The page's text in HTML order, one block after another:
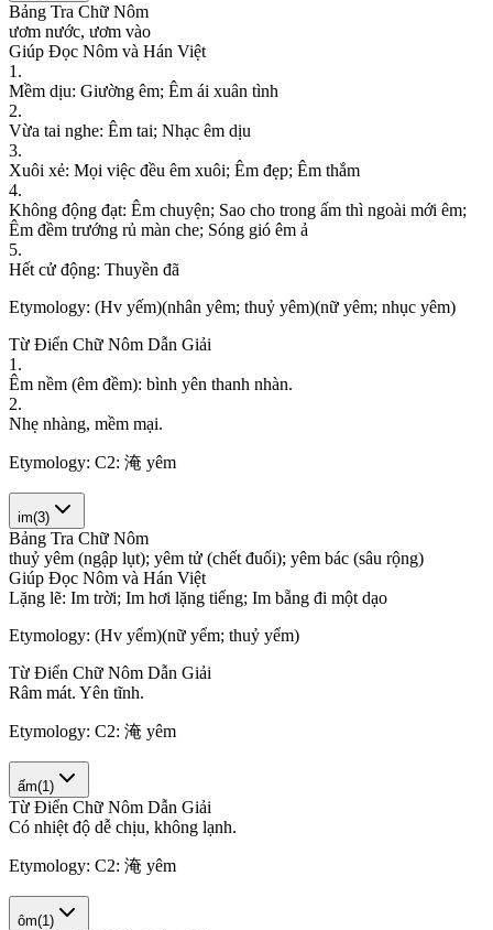
Bảng Tra Chữ Nôm
ươm nước, ươm vào
Giúp Đọc Nôm và Hán Việt
1 .
Mềm dịu: Giường êm; Êm ái xuân tình
2.
Vừa tai nghe: Êm tai; Nhạc êm dịu
3.
Xuôi xẻ: Mọi việc đều êm xuôi; Êm đẹp; Êm thắm
4.
Không động đạt: Êm chuyện; Sao cho trong ấm thì ngoài mới êm;
Êm đềm trướng rủ màn che; Sóng gió êm ả
5.
Hết cử động: Thuyền đã
Etymology: (Hv yếm)(nhân yêm; thuỷ yêm)(nữ yêm; nhục yêm)
Từ Điển Chữ Nôm Dẫn Giải
1 .
Êm nềm (êm đềm): bình yên thanh nhàn.
2.
Nhẹ nhàng, mềm mại.
Etymology: C2: 淹 yêm
im(3)
Bảng Tra Chữ Nôm
thuỷ yêm (ngập lụt); yêm tử (chết đuối); yêm bác (sâu rộng)
Giúp Đọc Nôm và Hán Việt
Lặng lẽ: Im trời; Im hơi lặng tiếng; Im bẵng đi một dạo
Etymology: (Hv yểm)(nữ yểm; thuỷ yểm)
Từ Điển Chữ Nôm Dẫn Giải
Râm mát. Yên tĩnh.
Etymology: C2: 淹 yêm
ấm(1 )
Từ Điển Chữ Nôm Dẫn Giải
Có nhiệt độ dễ chịu, không lạnh.
Etymology: C2: 淹 yêm
ôm(1 )